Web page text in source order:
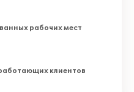
рабочих мест
клиентов